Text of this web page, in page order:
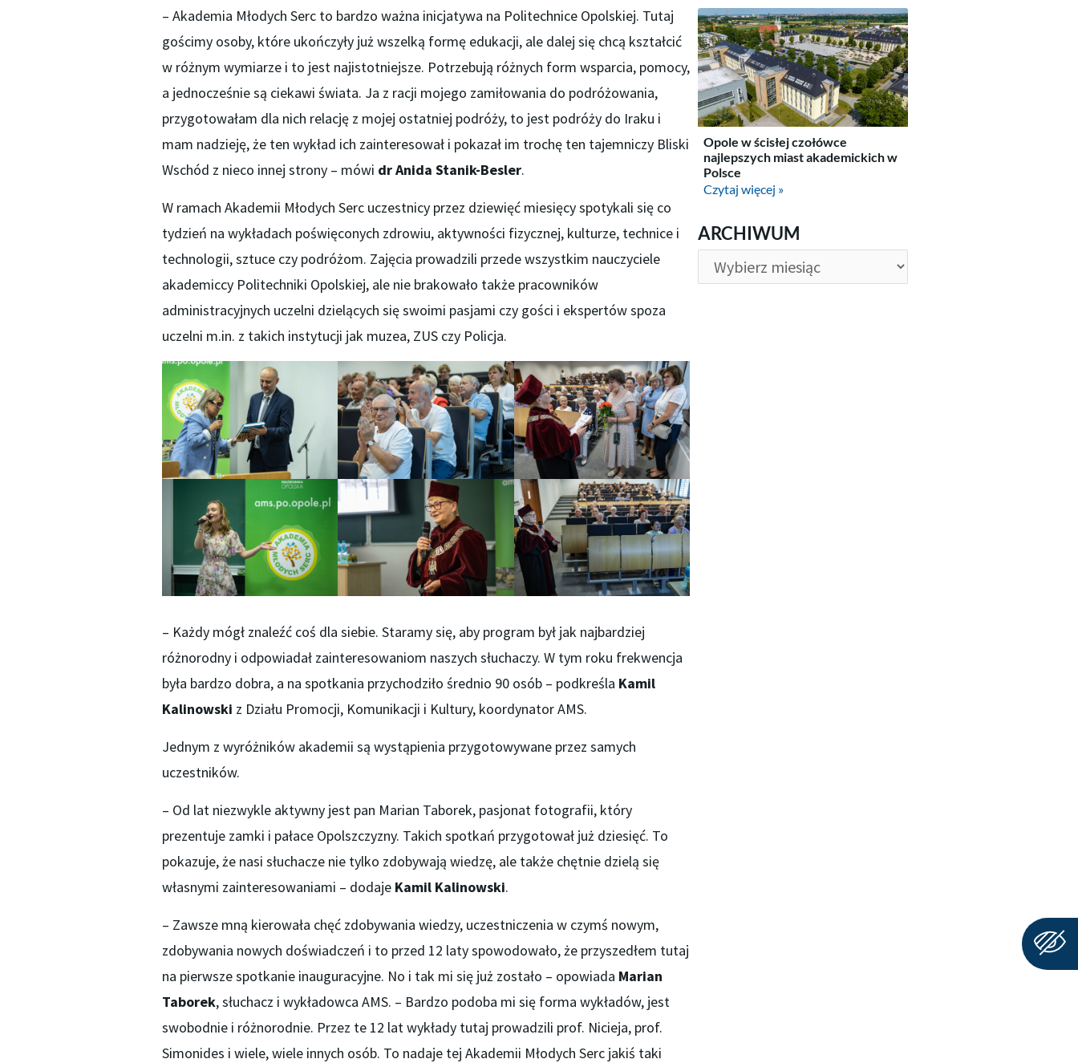
– Akademia Młodych Serc to bardzo ważna inicjatywa na Politechnice Opolskiej. Tutaj
gościmy osoby, które ukończyły już wszelką formę edukacji, ale dalej się chcą kształcić
w różnym wymiarze i to jest najistotniejsze. Potrzebują różnych form wsparcia, pomocy,
a jednocześnie są ciekawi świata. Ja z racji mojego zamiłowania do podróżowania,
przygotowałam dla nich relację z mojej ostatniej podróży, to jest podróży do Iraku i
mam nadzieję, że ten wykład ich zainteresował i pokazał im trochę ten tajemniczy Bliski
Wschód z nieco innej strony – mówi dr Anida Stanik-Besler.
W ramach Akademii Młodych Serc uczestnicy przez dziewięć miesięcy spotykali się co
tydzień na wykładach poświęconych zdrowiu, aktywności fizycznej, kulturze, technice i
technologii, sztuce czy podróżom. Zajęcia prowadzili przede wszystkim nauczyciele
akademiccy Politechniki Opolskiej, ale nie brakowało także pracowników
administracyjnych uczelni dzielących się swoimi pasjami czy gości i ekspertów spoza
uczelni m.in. z takich instytucji jak muzea, ZUS czy Policja.
– Każdy mógł znaleźć coś dla siebie. Staramy się, aby program był jak najbardziej
różnorodny i odpowiadał zainteresowaniom naszych słuchaczy. W tym roku frekwencja
była bardzo dobra, a na spotkania przychodziło średnio 90 osób – podkreśla Kamil
Kalinowski z Działu Promocji, Komunikacji i Kultury, koordynator AMS.
Jednym z wyróżników akademii są wystąpienia przygotowywane przez samych
uczestników.
– Od lat niezwykle aktywny jest pan Marian Taborek, pasjonat fotografii, który
prezentuje zamki i pałace Opolszczyzny. Takich spotkań przygotował już dziesięć. To
pokazuje, że nasi słuchacze nie tylko zdobywają wiedzę, ale także chętnie dzielą się
własnymi zainteresowaniami – dodaje Kamil Kalinowski.
– Zawsze mną kierowała chęć zdobywania wiedzy, uczestniczenia w czymś nowym,
zdobywania nowych doświadczeń i to przed 12 laty spowodowało, że przyszedłem tutaj
na pierwsze spotkanie inauguracyjne. No i tak mi się już zostało – opowiada Marian
Taborek, słuchacz i wykładowca AMS. – Bardzo podoba mi się forma wykładów, jest
swobodnie i różnorodnie. Przez te 12 lat wykłady tutaj prowadzili prof. Nicieja, prof.
Simonides i wiele, wiele innych osób. To nadaje tej Akademii Młodych Serc jakiś taki
Opole w ścisłej czołówce
najlepszych miast akademickich w
Polsce
Czytaj więcej »
ARCHIWUM
ARCHIWUM